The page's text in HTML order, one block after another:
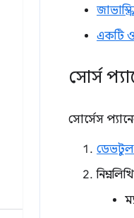
একটি
সোর্স
সোর্সেস